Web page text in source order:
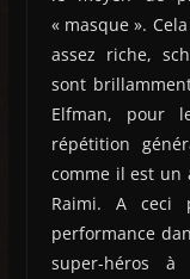
« masque ».
assez riche,
sont
Elfman, pour
répétition
comme il est un
Raimi. A ceci
performance
super-héros